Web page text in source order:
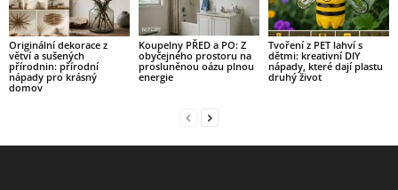
Originální dekorace z
větví a sušených
přírodnin: přírodní
nápady pro krásný
domov
Koupelny PŘED a PO: Z
obyčejného prostoru na
prosluněnou oázu plnou
energie
Tvoření z PET lahví s
dětmi: kreativní DIY
nápady, které dají plastu
druhý život